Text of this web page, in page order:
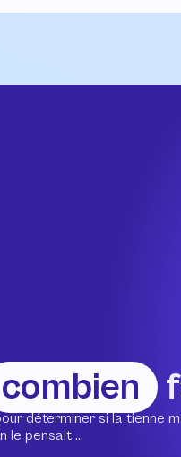
combien
déterminer si la tienne
le pensait ...